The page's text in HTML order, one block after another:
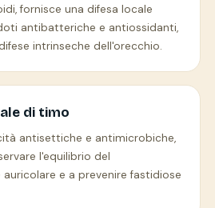
fornisce una difesa locale
antibatteriche e antiossidanti,
intrinseche dell'orecchio.
di timo
antisettiche e antimicrobiche,
l'equilibrio del
e a prevenire fastidiose